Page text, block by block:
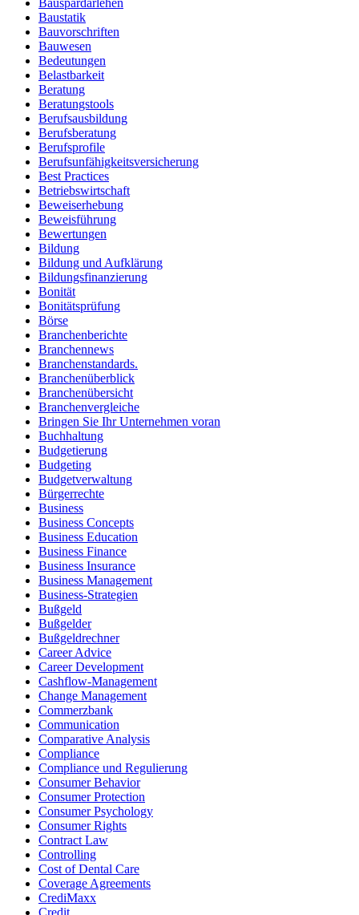
Bauspardarlehen
Baustatik
Bauvorschriften
Bauwesen
Bedeutungen
Belastbarkeit
Beratung
Beratungstools
Berufsausbildung
Berufsberatung
Berufsprofile
Berufsunfähigkeitsversicherung
Best Practices
Betriebswirtschaft
Beweiserhebung
Beweisführung
Bewertungen
Bildung
Bildung und Aufklärung
Bildungsfinanzierung
Bonität
Bonitätsprüfung
Börse
Branchenberichte
Branchennews
Branchenstandards.
Branchenüberblick
Branchenübersicht
Branchenvergleiche
Bringen Sie Ihr Unternehmen voran
Buchhaltung
Budgetierung
Budgeting
Budgetverwaltung
Bürgerrechte
Business
Business Concepts
Business Education
Business Finance
Business Insurance
Business Management
Business-Strategien
Bußgeld
Bußgelder
Bußgeldrechner
Career Advice
Career Development
Cashflow-Management
Change Management
Commerzbank
Communication
Comparative Analysis
Compliance
Compliance und Regulierung
Consumer Behavior
Consumer Protection
Consumer Psychology
Consumer Rights
Contract Law
Controlling
Cost of Dental Care
Coverage Agreements
CrediMaxx